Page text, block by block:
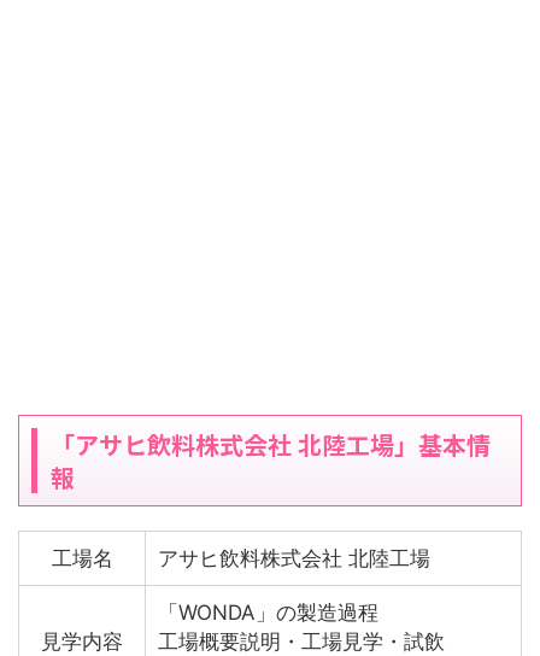
「アサヒ飲料株式会社 北陸工場」基本情
報
工場名 アサヒ飲料株式会社 北陸工場
見学内容
「WONDA」の製造過程
工場概要説明・工場見学・試飲